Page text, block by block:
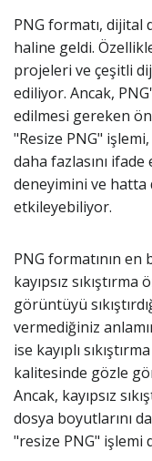
PNG formatı, dijital
haline geldi.
projeleri ve çeşitli
ediliyor. Ancak,
edilmesi gereken
"Resize PNG"
daha fazlasını ifade
deneyimini ve
etkileyebiliyor.
PNG formatının
kayıpsız
görüntüyü
vermediğiniz
ise kayıplı
kalitesinde gözle
Ancak, kayıpsız
dosya boyutlarını
"resize PNG" işlemi